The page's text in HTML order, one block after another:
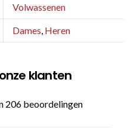
Volwassenen
Dames Heren
klanten
206 beoordelingen